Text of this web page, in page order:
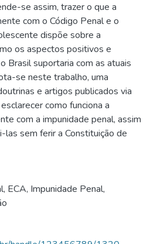
se assim, trazer o que a
com o Código Penal e o
dispõe sobre a
os aspectos positivos e
Brasil suportaria com as atuais
se neste trabalho, uma
e artigos publicados via
como funciona a
com a impunidade penal, assim
sem ferir a Constituição de
, ECA, Impunidade Penal,